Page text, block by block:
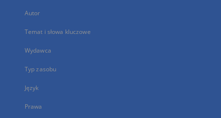
Autor
Temat i słowa kluczowe
Wydawca
Typ zasobu
Język
Prawa